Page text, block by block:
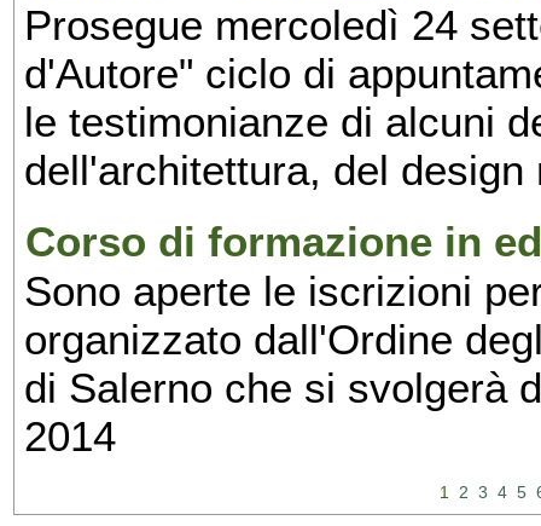
Prosegue mercoledì 24
d'Autore" ciclo di
le testimonianze di alcuni
dell'architettura, del
Corso di formazione in
Sono aperte le iscrizioni
organizzato dall'Ordine
di Salerno che si svolgerà
2014
1 2 3 4 5